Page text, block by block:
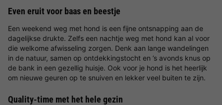
Even eruit voor baas en beestje
Een weekend weg met hond is een fijne ontsnapping aan de
dagelijkse drukte. Zelfs een nachtje weg met hond kan al voor
die welkome afwisseling zorgen. Denk aan lange wandelingen
in de natuur, samen op ontdekkingstocht en ’s avonds knus op
de bank in een gezellig huisje. Ook voor je hond is het heerlijk
om nieuwe geuren op te snuiven en lekker veel buiten te zijn.
Quality-time met het hele gezin